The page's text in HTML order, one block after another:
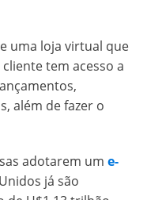
uma loja virtual que
tem acesso a
além de fazer o
adotarem um e-
já são